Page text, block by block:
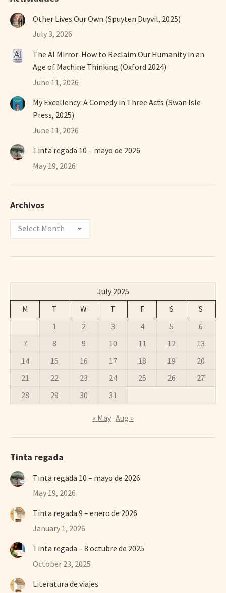
Other Lives Our Own (Spuyten Duyvil, 2025)
July 3, 2026
The AI Mirror: How to Reclaim Our Humanity in an
Age of Machine Thinking (Oxford 2024)
June 11, 2026
My Excellency: A Comedy in Three Acts (Swan Isle
Press, 2025)
June 11, 2026
Tinta regada 10 – mayo de 2026
May 19, 2026
Archivos
Archivos
July 2025
M
T W T F S
S
1
2 3 4 5
6
7
8 9 10 11 12
13
14
15 16 17 18 19
20
21
22 23 24 25 26
27
28
29 30 31
« May Aug »
Tinta regada
Tinta regada 10 – mayo de 2026
May 19, 2026
Tinta regada 9 – enero de 2026
January 1, 2026
Tinta regada – 8 octubre de 2025
October 23, 2025
Literatura de viajes